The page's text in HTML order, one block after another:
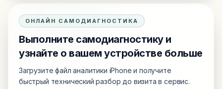
ОНЛАЙН САМОДИАГНОСТИКА
Выполните самодиагностику и
узнайте о вашем устройстве больше
Загрузите файл аналитики iPhone и получите
быстрый технический разбор до визита в сервис.